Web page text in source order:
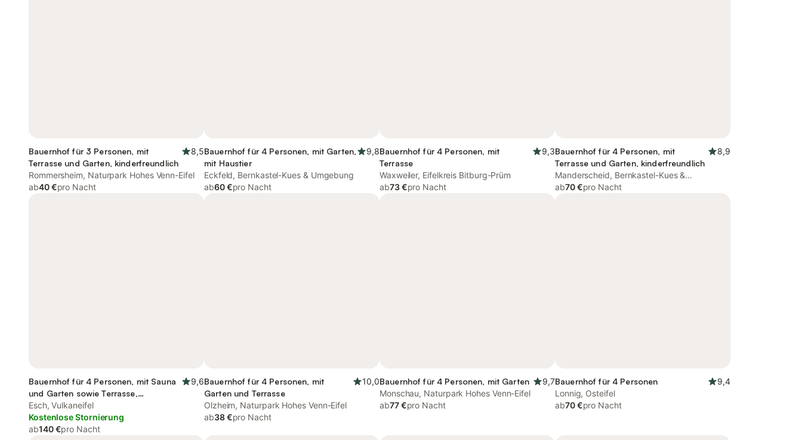
Bauernhof für 3 Personen, mit
Terrasse und Garten, kinderfreundlich
8,5
Rommersheim, Naturpark Hohes Venn-Eifel
ab40 €pro Nacht
Bauernhof für 4 Personen, mit Garten,
mit Haustier
9,8
Eckfeld, Bernkastel-Kues & Umgebung
ab60 €pro Nacht
Bauernhof für 4 Personen, mit
Terrasse
9,3
Waxweiler, Eifelkreis Bitburg-Prüm
ab73 €pro Nacht
Bauernhof für 4 Personen, mit
Terrasse und Garten, kinderfreundlich
8,9
Manderscheid, Bernkastel-Kues &
Umgebung
ab70 €pro Nacht
Bauernhof für 4 Personen, mit Sauna
und Garten sowie Terrasse,
kinderfreundlich
9,6
Esch, Vulkaneifel
Kostenlose Stornierung
ab140 €pro Nacht
Bauernhof für 4 Personen, mit
Garten und Terrasse
10,0
Olzheim, Naturpark Hohes Venn-Eifel
ab38 €pro Nacht
Bauernhof für 4 Personen, mit Garten
9,7
Monschau, Naturpark Hohes Venn-Eifel
ab77 €pro Nacht
Bauernhof für 4 Personen
9,4
Lonnig, Osteifel
ab70 €pro Nacht